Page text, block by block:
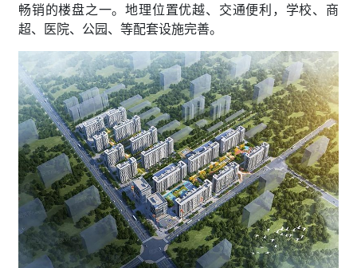
畅销的楼盘之一。地理位置优越、交通便利，学校、商
超、医院、公园、等配套设施完善。